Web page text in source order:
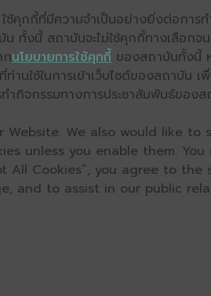
คุกกี้ที่มีความจำเป็นอย่างยิ่งต่อการ
น ทั้งนี้ สถาบันจะไม่ใช้คุกกี้ทางเลือก
กนโยบายการใช้คุกกี้ ของสถาบันทั้งนี้
ใช้ในการเข้าเว็บไซต์ของสถาบัน เพื่
ำกิจกรรมทางการประชาสัมพันธ์ของ
We also would like to
unless you enable them.
All Cookies”, you agree to
and to assist in our public